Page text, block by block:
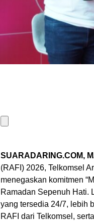
SUARADARING.COM,
(RAFI) 2026, Telkomsel
menegaskan komitmen
Ramadan Sepenuh Hati.
yang tersedia 24/7, lebih
RAFI dari Telkomsel,